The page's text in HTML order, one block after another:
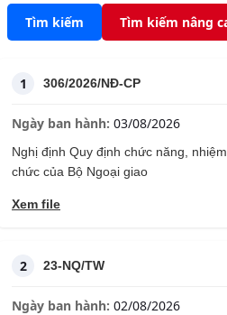
Tìm kiếm Tìm kiếm nâng
1 306/2026/NĐ-CP
Ngày ban hành: 03/08/2026
Nghị định Quy định chức năng,
chức của Bộ Ngoại giao
Xem file
2 23-NQ/TW
Ngày ban hành: 02/08/2026